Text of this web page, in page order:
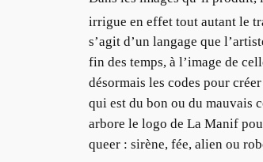
irrigue en effet tout autant le
s’agit d’un langage que
fin des temps, à l’image de
désormais les codes pour
qui est du bon ou du mauvais
arbore le logo de La Manif
queer : sirène, fée, alien ou